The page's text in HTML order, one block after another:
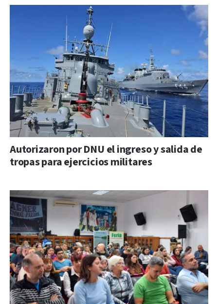
Autorizaron por DNU el ingreso y salida de
tropas para ejercicios militares